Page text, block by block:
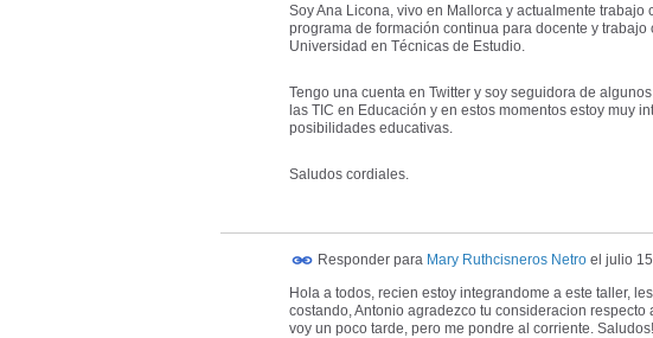
Soy Ana Licona, vivo en Mallorca y actualmente
programa de formación continua para docente y
Universidad en Técnicas de Estudio.
Tengo una cuenta en Twitter y soy seguidora de
las TIC en Educación y en estos momentos estoy muy
posibilidades educativas.
Saludos cordiales.
Responder para Mary Ruthcisneros Netro el julio
Hola a todos, recien estoy integrandome a este taller,
costando, Antonio agradezco tu consideracion
voy un poco tarde, pero me pondre al corriente. Saludos!